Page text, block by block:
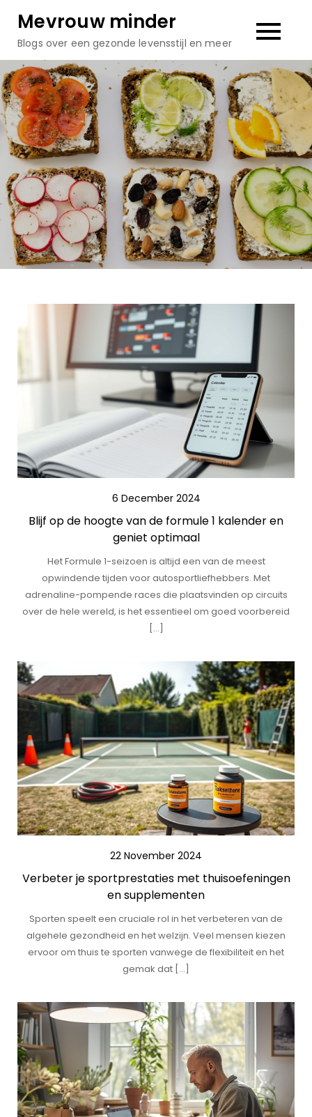
content
Mevrouw minder
Blogs over een gezonde levensstijl en meer
6 December 2024
Blijf op de hoogte van de formule 1 kalender en
geniet optimaal
Het Formule 1-seizoen is altijd een van de meest
opwindende tijden voor autosportliefhebbers. Met
adrenaline-pompende races die plaatsvinden op circuits
over de hele wereld, is het essentieel om goed voorbereid
[…]
22 November 2024
Verbeter je sportprestaties met thuisoefeningen
en supplementen
Sporten speelt een cruciale rol in het verbeteren van de
algehele gezondheid en het welzijn. Veel mensen kiezen
ervoor om thuis te sporten vanwege de flexibiliteit en het
gemak dat […]